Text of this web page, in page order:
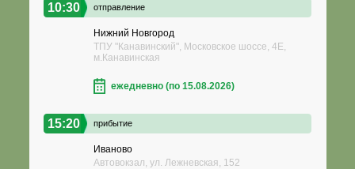
10:30 отправление
Нижний Новгород
ТПУ "Канавинский", Московское шоссе, 4Е,
м.Канавинская
ежедневно (по 15.08.2026)
15:20 прибытие
Иваново
Автовокзал, ул. Лежневская, 152